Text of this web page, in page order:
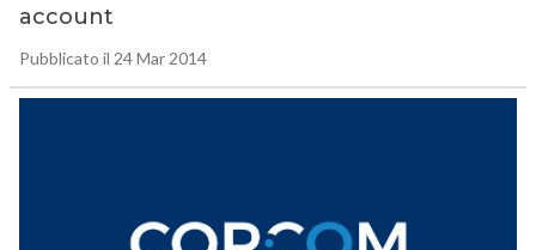
account
Pubblicato il 24 Mar 2014